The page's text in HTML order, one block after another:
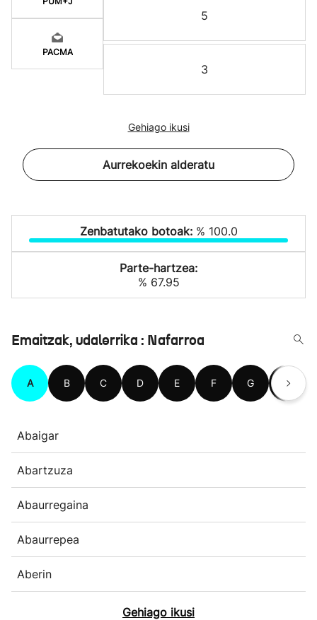
PACMA
5
3
Gehiago ikusi
Aurrekoekin alderatu
Zenbatutako botoak: % 100.0
Parte-hartzea:
% 67.95
Emaitzak, udalerrika : Nafarroa
A B C D E F G H
Abaigar
Abartzuza
Abaurregaina
Abaurrepea
Aberin
Gehiago ikusi